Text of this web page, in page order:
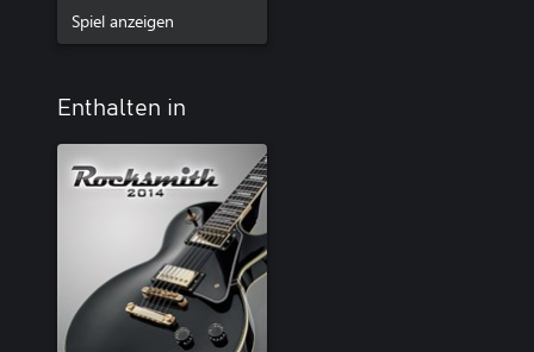
Spiel anzeigen
Enthalten in